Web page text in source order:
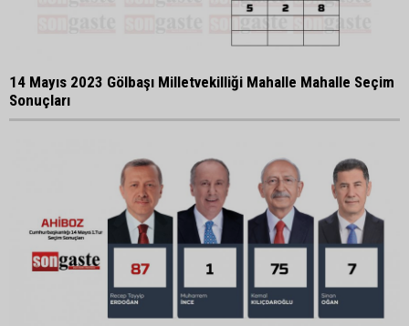
14 Mayıs 2023 Gölbaşı Milletvekilliği Mahalle Mahalle Seçim
Sonuçları